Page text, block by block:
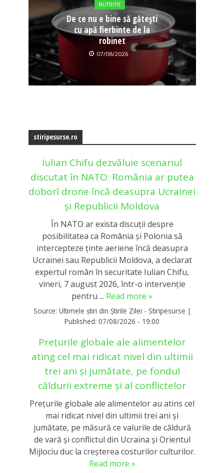
NUTRITIE
De ce nu e bine să gătești
cu apă fierbinte de la
robinet
07/08/2026
stiripesurse.ro
Iulian Chifu dezvăluie scenariul
discutat în NATO: România ar putea
doborî drone încă deasupra Ucrainei
și Republicii Moldova
În NATO ar exista discuții despre
posibilitatea ca România și Polonia să
intercepteze ținte aeriene încă deasupra
Ucrainei sau Republicii Moldova, a declarat
expertul român în securitate Iulian Chifu,
vineri, 7 august 2026, într-o intervenție
pentru ... Read more »
Source: Ultimele știri din Știrile Zilei - Stiripesurse |
Published: 07/08/2026 - 19:00
Prețurile globale ale alimentelor
ating cel mai ridicat nivel din ultimii
trei ani și jumătate, pe fondul
căldurii extreme și al conflictelor
Prețurile globale ale alimentelor au atins cel
mai ridicat nivel din ultimii trei ani și
jumătate, pe măsură ce valurile de căldură
de vară și conflictul din Ucraina și Orientul
Mijlociu duc la creșterea costurilor culturilor.
Read more »